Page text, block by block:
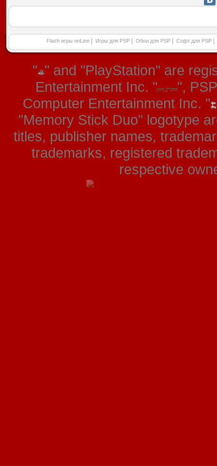
Flash игры onLine Игры для PSP Обои для PSP Софт для PSP
" " and "PlayStation" are
Entertainment Inc. "
",
Computer Entertainment Inc. "
"Memory Stick Duo" logotype
titles, publisher names,
trademarks, registered
respective